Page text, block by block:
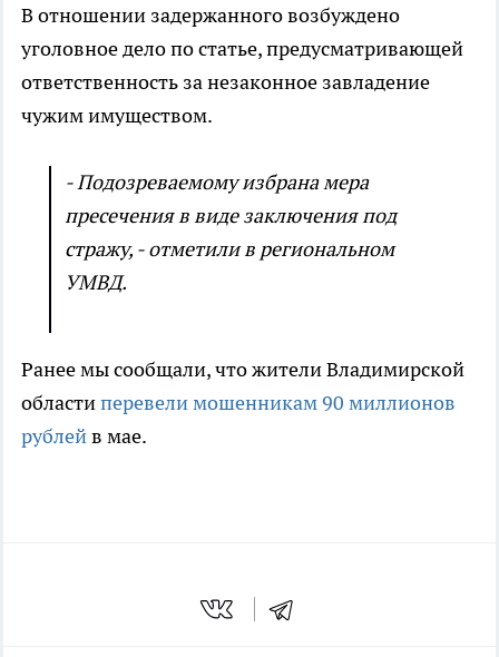
В отношении задержанного возбуждено
уголовное дело по статье, предусматривающей
ответственность за незаконное завладение
чужим имуществом.
- Подозреваемому избрана мера
пресечения в виде заключения под
стражу, - отметили в региональном
УМВД.
Ранее мы сообщали, что жители Владимирской
областиперевели мошенникам 90 миллионов
рублейв мае.